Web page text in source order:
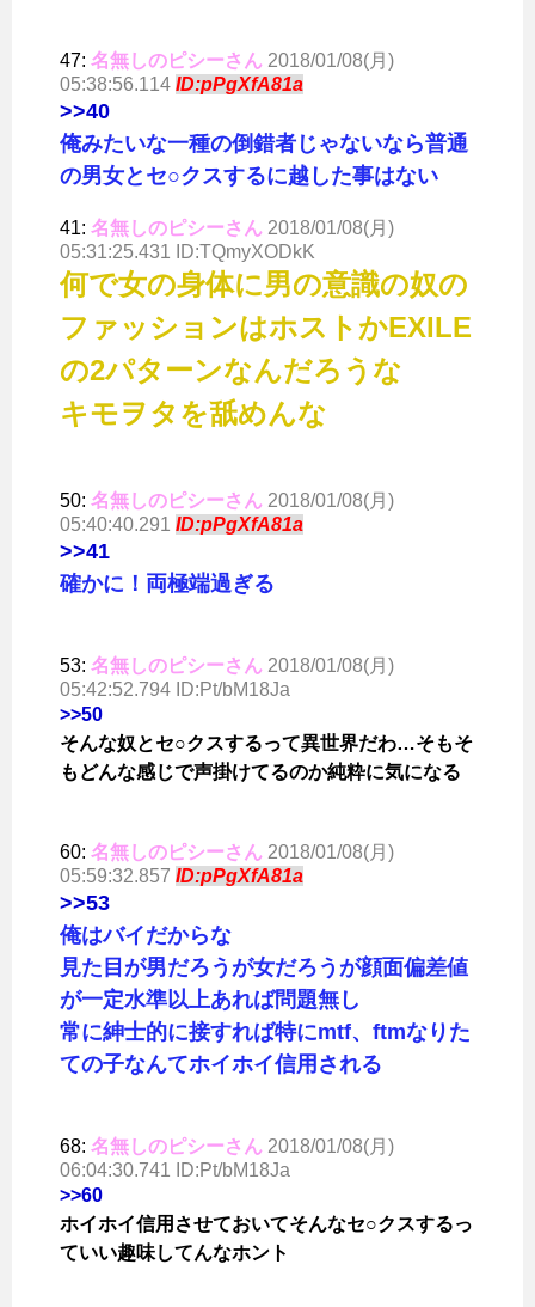
47: 名無しのピシーさん 2018/01/08(月)
05:38:56.114 ID:pPgXfA81a
>>40
俺みたいな一種の倒錯者じゃないなら普通
の男女とセ○クスするに越した事はない
41: 名無しのピシーさん 2018/01/08(月)
05:31:25.431 ID:TQmyXODkK
何で女の身体に男の意識の奴の
ファッションはホストかEXILE
の2パターンなんだろうな
キモヲタを舐めんな
50: 名無しのピシーさん 2018/01/08(月)
05:40:40.291 ID:pPgXfA81a
>>41
確かに！両極端過ぎる
53: 名無しのピシーさん 2018/01/08(月)
05:42:52.794 ID:Pt/bM18Ja
>>50
そんな奴とセ○クスするって異世界だわ…そもそ
もどんな感じで声掛けてるのか純粋に気になる
60: 名無しのピシーさん 2018/01/08(月)
05:59:32.857 ID:pPgXfA81a
>>53
俺はバイだからな
見た目が男だろうが女だろうが顔面偏差値
が一定水準以上あれば問題無し
常に紳士的に接すれば特にmtf、ftmなりた
ての子なんてホイホイ信用される
68: 名無しのピシーさん 2018/01/08(月)
06:04:30.741 ID:Pt/bM18Ja
>>60
ホイホイ信用させておいてそんなセ○クスするっ
ていい趣味してんなホント